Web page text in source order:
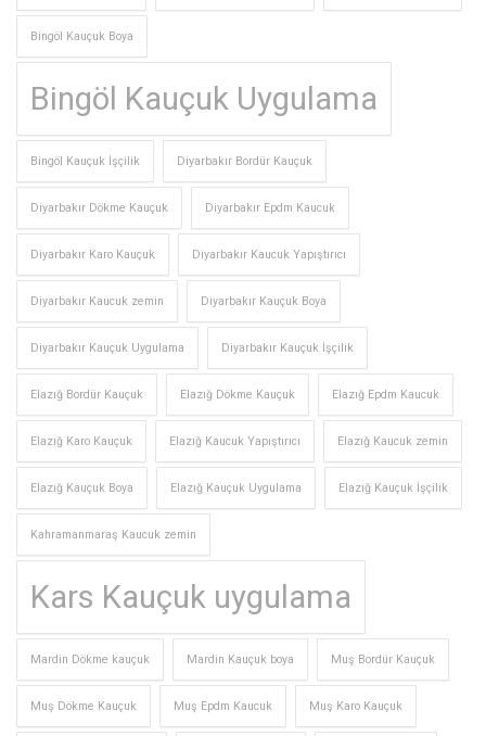
Bingöl Kauçuk Boya
Bingöl Kauçuk Uygulama
Bingöl Kauçuk İşçilik Diyarbakır Bordür Kauçuk
Diyarbakır Dökme Kauçuk Diyarbakır Epdm Kaucuk
Diyarbakır Karo Kauçuk Diyarbakır Kaucuk Yapıştırıcı
Diyarbakır Kaucuk zemin Diyarbakır Kauçuk Boya
Diyarbakır Kauçuk Uygulama Diyarbakır Kauçuk İşçilik
Elazığ Bordür Kauçuk Elazığ Dökme Kauçuk Elazığ Epdm Kaucuk
Elazığ Karo Kauçuk Elazığ Kaucuk Yapıştırıcı Elazığ Kaucuk zemin
Elazığ Kauçuk Boya Elazığ Kauçuk Uygulama Elazığ Kauçuk İşçilik
Kahramanmaraş Kaucuk zemin
Kars Kauçuk uygulama
Mardin Dökme kauçuk Mardin Kauçuk boya Muş Bordür Kauçuk
Muş Dökme Kauçuk Muş Epdm Kaucuk Muş Karo Kauçuk